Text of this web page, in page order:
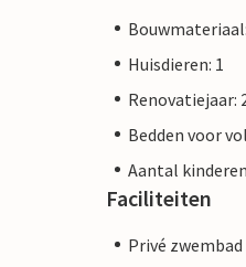
Huisdieren: 1
Renovatiejaar:
Bedden voor
Aantal
Faciliteiten
Privé zwembad